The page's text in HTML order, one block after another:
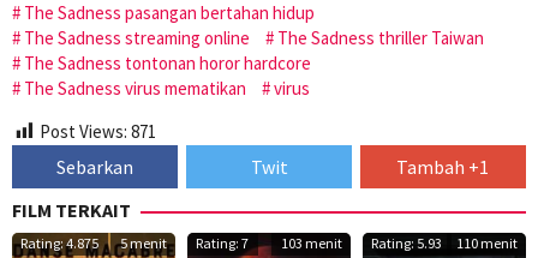
The Sadness pasangan bertahan hidup
The Sadness streaming online
The Sadness thriller Taiwan
The Sadness tontonan horor hardcore
The Sadness virus mematikan
virus
Post Views: 871
Sebarkan Twit
Tambah +1
FILM TERKAIT
Rating: 4.875 5 menit Rating: 7 103 menit Rating: 5.93 110 menit